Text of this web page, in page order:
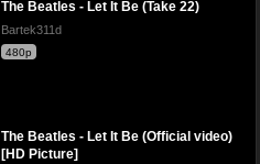
The Beatles - Let It Be (Take 22)
Bartek311d
480p
The Beatles - Let It Be (Official video)
[HD Picture]